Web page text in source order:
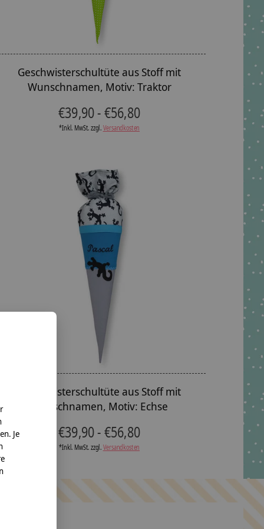
Geschwisterschultüte aus Stoff mit
Wunschnamen, Motiv: Traktor
€39,90 - €56,80
*Inkl. MwSt. zzgl.Versandkosten
Geschwisterschultüte aus Stoff mit
Wunschnamen, Motiv: Echse
€39,90 - €56,80
*Inkl. MwSt. zzgl.Versandkosten
Je